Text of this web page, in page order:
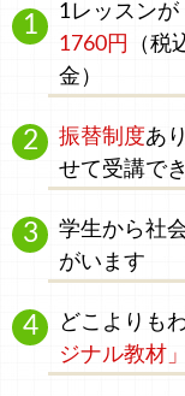
1レッスンが
1760円
（税
金）
振替制度あ
せて受講で
学生から社
がいます
どこよりも
ジナル教材」